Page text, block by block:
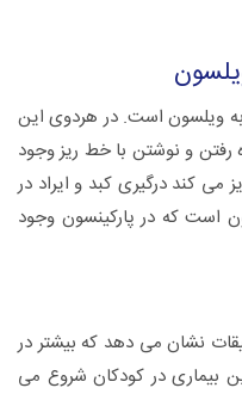
ویلسون است. در هردوی این
رفتن و نوشتن با خط ریز وجود
می کند درگیری کبد و ایراد در
است که در پارکینسون وجود
نشان می دهد که بیشتر در
بیماری در کودکان شروع می